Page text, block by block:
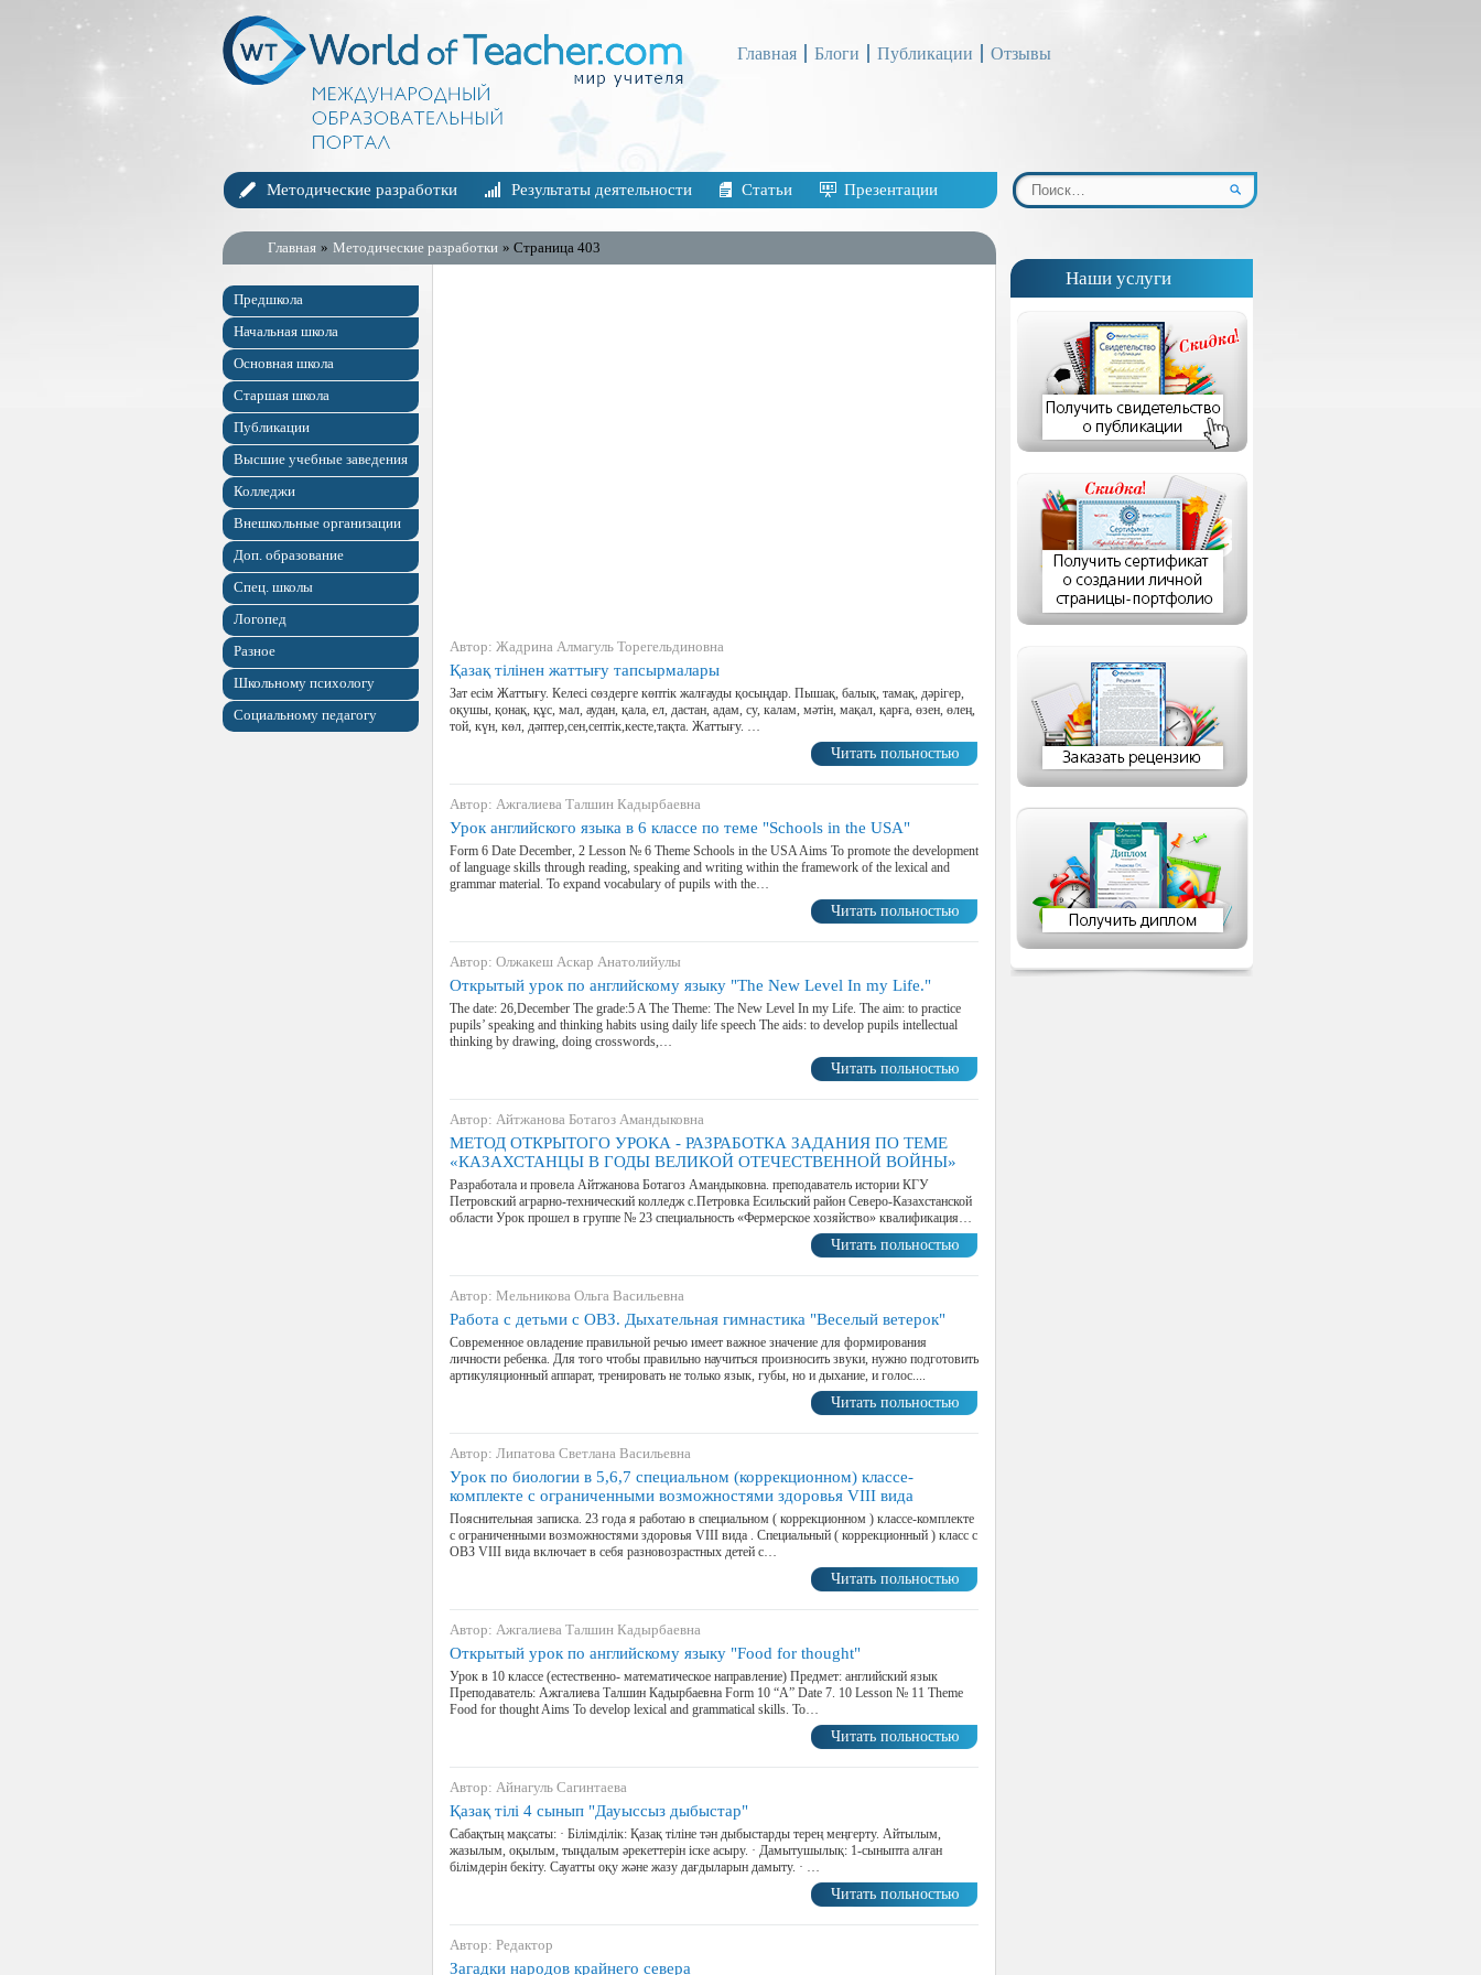
Главная Блоги Публикации Отзывы
Методические разработки Результаты деятельности Статьи Презентации
Главная » Методические разработки » Страница 403
Предшкола
Начальная школа
Основная школа
Старшая школа
Публикации
Высшие учебные заведения
Колледжи
Внешкольные организации
Доп. образование
Спец. школы
Логопед
Разное
Школьному психологу
Социальному педагогу
Автор: Жадрина Алмагуль Торегельдиновна
Қазақ тілінен жаттығу тапсырмалары
Зат есім Жаттығу. Келесі сөздерге көптік жалғауды қосыңдар. Пышақ, балық, тамақ, дәрігер,
оқушы, қонақ, құс, мал, аудан, қала, ел, дастан, адам, су, калам, мәтін, мақал, қарға, өзен, өлең,
той, күн, көл, дәптер,сен,септік,кесте,тақта. Жаттығу. …
Читать польностью
Автор: Ажгалиева Талшин Кадырбаевна
Урок английского языка в 6 классе по теме "Schools in the USA"
Form 6 Date December, 2 Lesson № 6 Theme Schools in the USA Aims To promote the development
of language skills through reading, speaking and writing within the framework of the lexical and
grammar material. To expand vocabulary of pupils with the…
Читать польностью
Автор: Олжакеш Аскар Анатолийулы
Открытый урок по английскому языку "The New Level In my Life."
The date: 26,December The grade:5 A The Theme: The New Level In my Life. The aim: to practice
pupils’ speaking and thinking habits using daily life speech The aids: to develop pupils intellectual
thinking by drawing, doing crosswords,…
Читать польностью
Автор: Айтжанова Ботагоз Амандыковна
МЕТОД ОТКРЫТОГО УРОКА - РАЗРАБОТКА ЗАДАНИЯ ПО ТЕМЕ
«КАЗАХСТАНЦЫ В ГОДЫ ВЕЛИКОЙ ОТЕЧЕСТВЕННОЙ ВОЙНЫ»
Разработала и провела Айтжанова Ботагоз Амандыковна. преподаватель истории КГУ
Петровский аграрно-технический колледж с.Петровка Есильский район Северо-Казахстанской
области Урок прошел в группе № 23 специальность «Фермерское хозяйство» квалификация…
Читать польностью
Автор: Мельникова Ольга Васильевна
Работа с детьми с ОВЗ. Дыхательная гимнастика "Веселый ветерок"
Современное овладение правильной речью имеет важное значение для формирования
личности ребенка. Для того чтобы правильно научиться произносить звуки, нужно подготовить
артикуляционный аппарат, тренировать не только язык, губы, но и дыхание, и голос....
Читать польностью
Автор: Липатова Светлана Васильевна
Урок по биологии в 5,6,7 специальном (коррекционном) классе-
комплекте с ограниченными возможностями здоровья VIII вида
Пояснительная записка. 23 года я работаю в специальном ( коррекционном ) классе-комплекте
с ограниченными возможностями здоровья VIII вида . Специальный ( коррекционный ) класс с
ОВЗ VIII вида включает в себя разновозрастных детей с…
Читать польностью
Автор: Ажгалиева Талшин Кадырбаевна
Открытый урок по английскому языку "Food for thought"
Урок в 10 классе (естественно- математическое направление) Предмет: английский язык
Преподаватель: Ажгалиева Талшин Кадырбаевна Form 10 “A” Date 7. 10 Lesson № 11 Theme
Food for thought Aims To develop lexical and grammatical skills. To…
Читать польностью
Автор: Айнагуль Сагинтаева
Қазақ тілі 4 сынып "Дауыссыз дыбыстар"
Сабақтың мақсаты: · Білімділік: Қазақ тіліне тән дыбыстарды терең меңгерту. Айтылым,
жазылым, оқылым, тыңдалым әрекеттерін іске асыру. · Дамытушылық: 1-сыныпта алған
білімдерін бекіту. Сауатты оқу және жазу дағдыларын дамыту. · …
Читать польностью
Автор: Редактор
Загадки народов крайнего севера
Наши услуги